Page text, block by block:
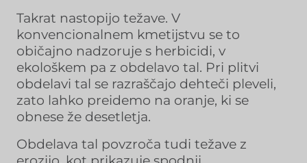
Takrat nastopijo težave. V
konvencionalnem kmetijstvu se to
običajno nadzoruje s herbicidi, v
ekološkem pa z obdelavo tal. Pri plitvi
obdelavi tal se razraščajo dehteči pleveli,
zato lahko preidemo na oranje, ki se
obnese že desetletja.
Obdelava tal povzroča tudi težave z